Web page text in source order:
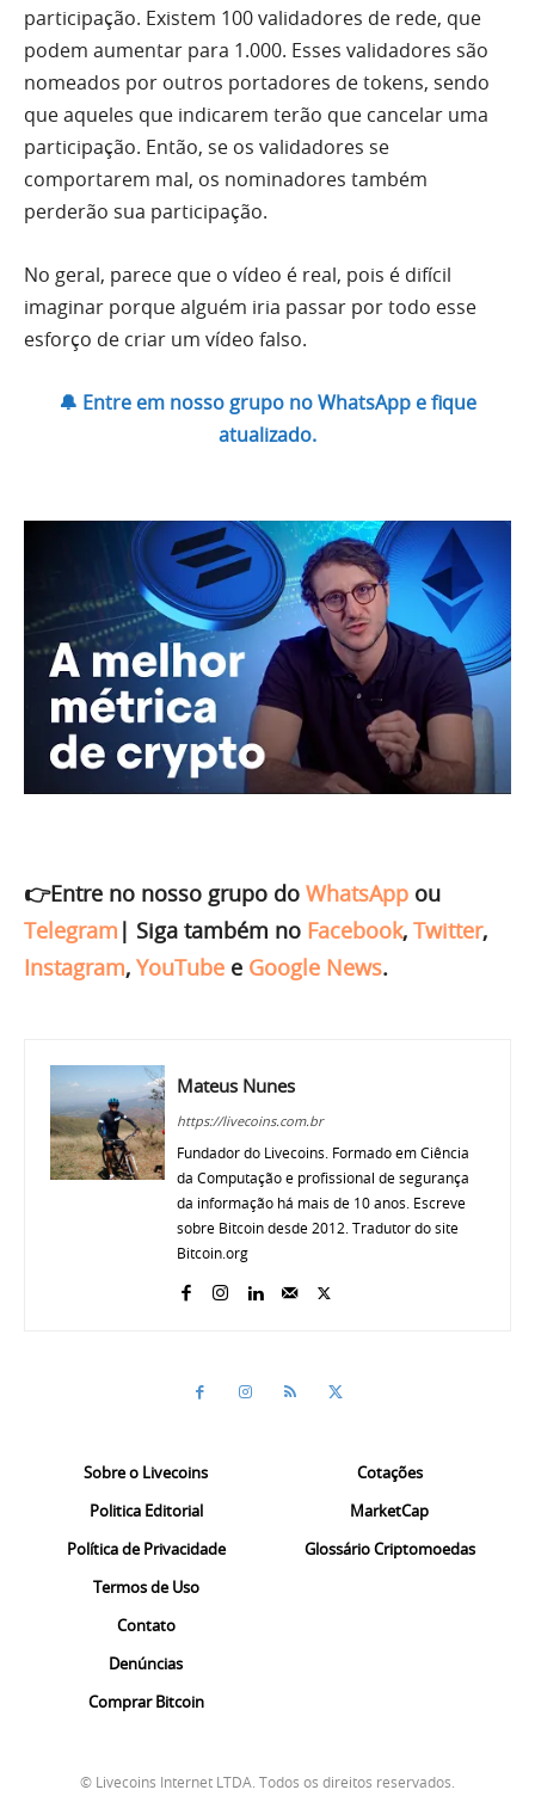
participação. Existem 100 validadores de rede, que
podem aumentar para 1.000. Esses validadores são
nomeados por outros portadores de tokens, sendo
que aqueles que indicarem terão que cancelar uma
participação. Então, se os validadores se
comportarem mal, os nominadores também
perderão sua participação.
No geral, parece que o vídeo é real, pois é difícil
imaginar porque alguém iria passar por todo esse
esforço de criar um vídeo falso.
🔔 Entre em nosso grupo no WhatsApp e fique
atualizado.
👉Entre no nosso grupo do WhatsApp ou
Telegram | Siga também no Facebook, Twitter,
Instagram, YouTube e Google News.
Mateus Nunes
https://livecoins.com.br
Fundador do Livecoins. Formado em Ciência
da Computação e profissional de segurança
da informação há mais de 10 anos. Escreve
sobre Bitcoin desde 2012. Tradutor do site
Bitcoin.org
Sobre o Livecoins
Politica Editorial
Política de Privacidade
Termos de Uso
Contato
Denúncias
Comprar Bitcoin
Cotações
MarketCap
Glossário Criptomoedas
© Livecoins Internet LTDA. Todos os direitos reservados.